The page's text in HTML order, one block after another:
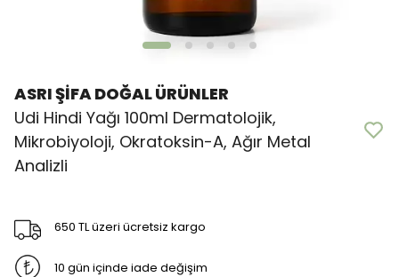
ASRI ŞİFA DOĞAL ÜRÜNLER
Udi Hindi Yağı 100ml Dermatolojik,
Mikrobiyoloji, Okratoksin-A, Ağır Metal
Analizli
650 TL üzeri ücretsiz kargo
10 gün içinde iade değişim